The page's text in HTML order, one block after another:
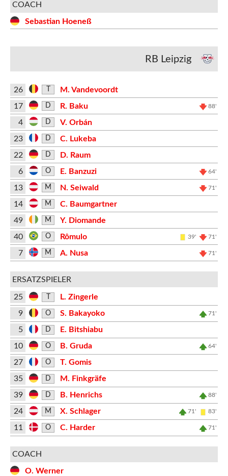
COACH
Sebastian Hoeneß
RB Leipzig
26
M. Vandevoordt
17
D R. Baku 88'
4 D
V. Orbán
23
D
C. Lukeba
22
D
D. Raum
6
O E. Banzuzi 64'
13 M N. Seiwald 71'
14 M
C. Baumgartner
49
M
Y. Diomande
40
O Rômulo 39' 71'
7 M A. Nusa 71'
ERSATZSPIELER
25
L. Zingerle
9
O S. Bakayoko 71'
5 D
E. Bitshiabu
10
O B. Gruda 64'
27 O
T. Gomis
35
D
M. Finkgräfe
39
D B. Henrichs 88'
24 M X. Schlager 71' 83'
11 O C. Harder 71'
COACH
O. Werner